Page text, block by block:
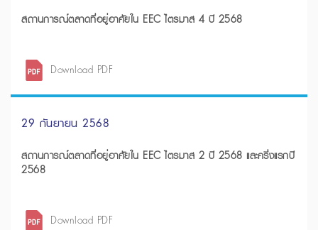
สถานการณ์ตลาดที่อยู่อาศัยใน EEC ไตรมาส 4 ปี 2568
Download PDF
29 กันยายน 2568
สถานการณ์ตลาดที่อยู่อาศัยใน EEC ไตรมาส 2 ปี 2568 และครึ่งแรกปี
2568
Download PDF